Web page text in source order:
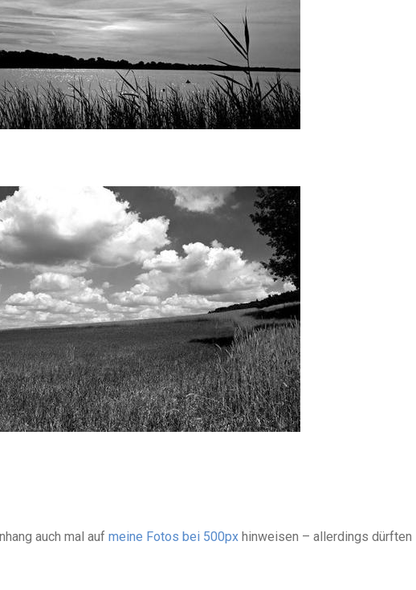
auch mal auf meine Fotos bei 500px hin­wei­sen – aller­dings dürf­ten